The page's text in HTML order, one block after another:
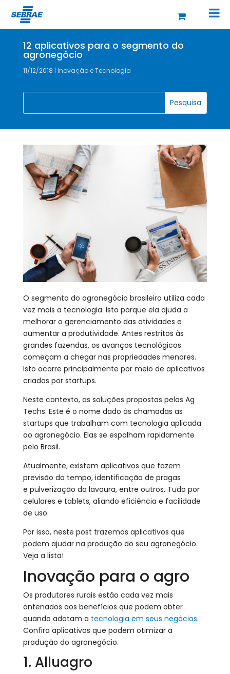
12 aplicativos para o segmento do
agronegócio
11/12/2018 | Inovação e Tecnologia
O segmento do agronegócio brasileiro utiliza cada
vez mais a tecnologia. Isto porque ela ajuda a
melhorar o gerenciamento das atividades e
aumentar a produtividade. Antes restritos às
grandes fazendas, os avanços tecnológicos
começam a chegar nas propriedades menores.
Isto ocorre principalmente por meio de aplicativos
criados por startups.
Neste contexto, as soluções propostas pelas Ag
Techs. Este é o nome dado às chamadas as
startups que trabalham com tecnologia aplicada
ao agronegócio. Elas se espalham rapidamente
pelo Brasil.
Atualmente, existem aplicativos que fazem
previsão do tempo, identificação de pragas
e pulverização da lavoura, entre outros. Tudo por
celulares e tablets, aliando eficiência e facilidade
de uso.
Por isso, neste post trazemos aplicativos que
podem ajudar na produção do seu agronegócio.
Veja a lista!
Inovação para o agro
Os produtores rurais estão cada vez mais
antenados aos benefícios que podem obter
quando adotam a tecnologia em seus negócios.
Confira aplicativos que podem otimizar a
produção do agronegócio.
1. Alluagro